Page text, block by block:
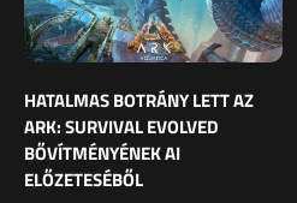
HATALMAS BOTRÁNY LETT AZ
ARK: SURVIVAL EVOLVED
BŐVÍTMÉNYÉNEK AI
ELŐZETESÉBŐL